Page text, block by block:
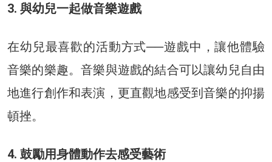
3. 與幼兒一起做音樂遊戲
在幼兒最喜歡的活動方式──遊戲中，讓他體驗
音樂的樂趣。音樂與遊戲的結合可以讓幼兒自由
地進行創作和表演，更直觀地感受到音樂的抑揚
頓挫。
4. 鼓勵用身體動作去感受藝術